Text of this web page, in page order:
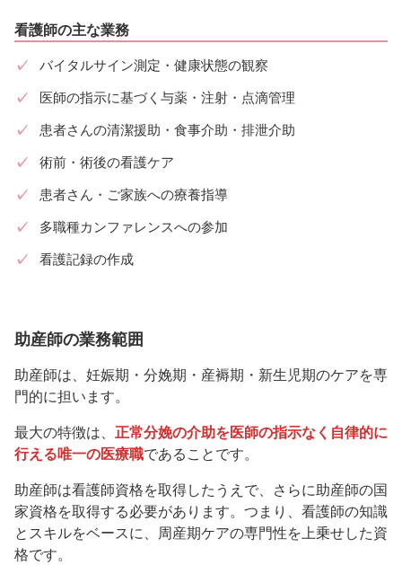
看護師の主な業務
バイタルサイン測定・健康状態の観察
医師の指示に基づく与薬・注射・点滴管理
患者さんの清潔援助・食事介助・排泄介助
術前・術後の看護ケア
患者さん・ご家族への療養指導
多職種カンファレンスへの参加
看護記録の作成
助産師の業務範囲
助産師は、妊娠期・分娩期・産褥期・新生児期のケアを専
門的に担います。
最大の特徴は、 正常分娩の介助を医師の指示なく自律的に
行える唯一の医療職であることです。
助産師は看護師資格を取得したうえで、さらに助産師の国
家資格を取得する必要があります。つまり、看護師の知識
とスキルをベースに、周産期ケアの専門性を上乗せした資
格です。